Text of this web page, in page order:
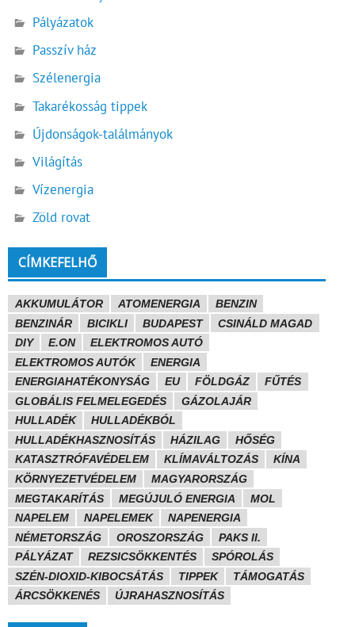
Pályázatok
Passzív ház
Szélenergia
Takarékosság tippek
Újdonságok-találmányok
Világítás
Vízenergia
Zöld rovat
CÍMKEFELHŐ
AKKUMULÁTOR ATOMENERGIA
BENZIN
BENZINÁR
BICIKLI BUDAPEST
CSINÁLD MAGAD
DIY
E.ON
ELEKTROMOS AUTÓ
ELEKTROMOS AUTÓK
ENERGIA
ENERGIAHATÉKONYSÁG
EU FÖLDGÁZ
FŰTÉS
GLOBÁLIS FELMELEGEDÉS
GÁZOLAJÁR
HULLADÉK
HULLADÉKBÓL
HULLADÉKHASZNOSÍTÁS
HÁZILAG
HŐSÉG
KATASZTRÓFAVÉDELEM
KLÍMAVÁLTOZÁS
KÍNA
KÖRNYEZETVÉDELEM
MAGYARORSZÁG
MEGTAKARÍTÁS
MEGÚJULÓ ENERGIA
MOL
NAPELEM
NAPELEMEK
NAPENERGIA
NÉMETORSZÁG
OROSZORSZÁG
PAKS II.
PÁLYÁZAT
REZSICSÖKKENTÉS
SPÓROLÁS
SZÉN-DIOXID-KIBOCSÁTÁS
TIPPEK
TÁMOGATÁS
ÁRCSÖKKENÉS
ÚJRAHASZNOSÍTÁS